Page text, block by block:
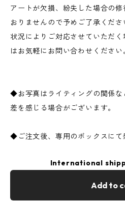
アートが欠損、紛失した場合の
おりませんので予めご了承くださ
状況によりご対応させていただ
はお気軽にお問い合わせください
◆お写真はライティングの関係な
差を感じる場合がございます。
◆ご注文後、専用のボックスにて
International
Add to